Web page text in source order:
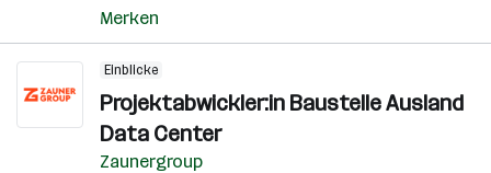
Merken
Einblicke
Projektabwickler:in Baustelle Ausland
Data Center
Zaunergroup